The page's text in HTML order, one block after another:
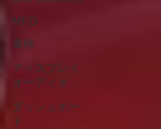
MFD
車検
ディスプレイ
オーディオ
ダッシュボー
ド